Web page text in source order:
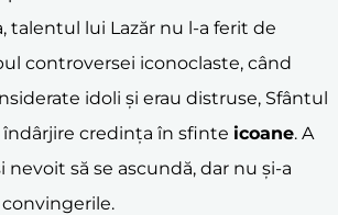
talentul lui Lazăr nu l-a ferit de
controversei iconoclaste, când
idoli și erau distruse, Sfântul
îndârjire credința în sfinte icoane. A
să se ascundă, dar nu și-a